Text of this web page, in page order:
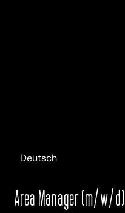
Deutsch
Area Manager (m/w/d)